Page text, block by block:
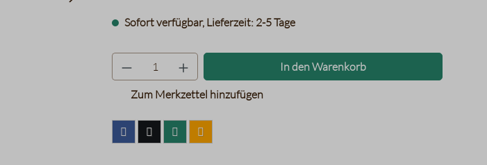
Sofort verfügbar, Lieferzeit: 2-5 Tage
Produkt Anzahl: Gib den gewünschten
In den Warenkorb
Zum Merkzettel hinzufügen